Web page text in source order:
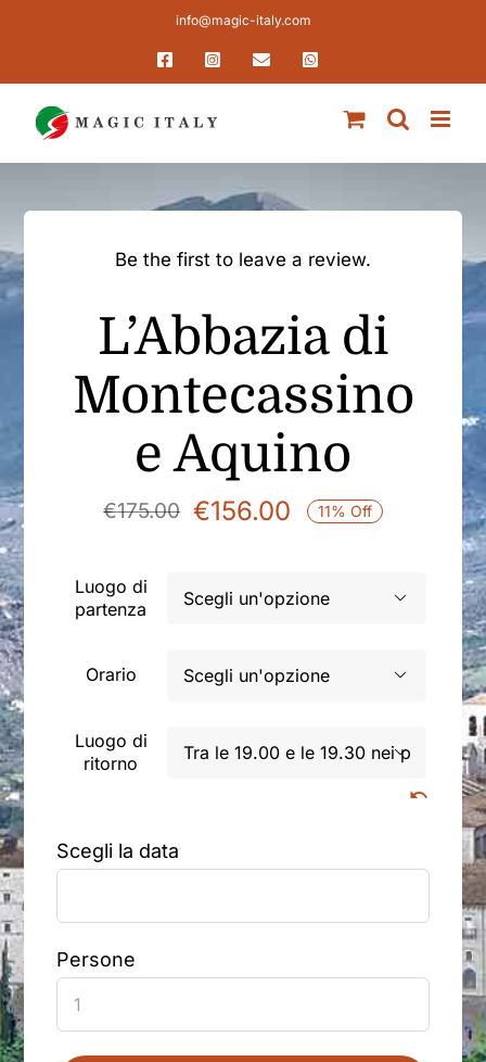
contenuto
info@magic-italy.com
FacebookInstagramEmail WhatsApp
Be the first to leave a review.
L’Abbazia di
Montecassino
e Aquino
€175.00
Il
originale
era:
€156.00
Il
attuale
è:
11% Off
Luogo di
partenza

Orario 
Luogo di
ritorno

Scegli la data
Persone